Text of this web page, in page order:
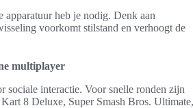
apparatuur heb je nodig. Denk aan
voorkomt stilstand en verhoogt de
multiplayer
interactie. Voor snelle ronden zijn
8 Deluxe, Super Smash Bros. Ultimate,